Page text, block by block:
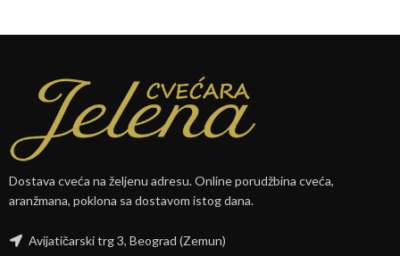
Dostava cveća na željenu adresu. Online porudžbina cveća,
aranžmana, poklona sa dostavom istog dana.
Avijatičarski trg 3, Beograd (Zemun)